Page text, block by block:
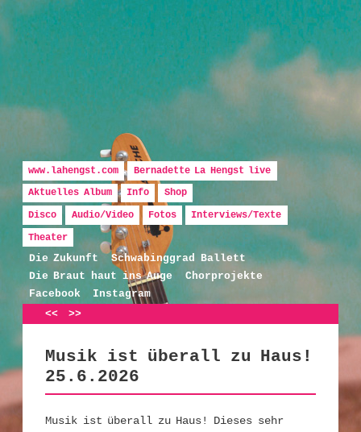
Bernadette La Hengst
Hauptmenü
Zum Inhalt wechseln
Zum sekundären Inhalt wechseln
www.lahengst.com
Bernadette La Hengst live
Aktuelles Album
Info
Shop
Disco
Audio/Video Fotos
Interviews/Texte
Theater
Die Zukunft
Schwabinggrad Ballett
Die Braut haut ins Auge
Chorprojekte
Facebook
Instagram
Artikelnavigation
<< >>
Musik ist überall zu Haus!
25.6.2026
Musik ist überall zu Haus! Dieses sehr